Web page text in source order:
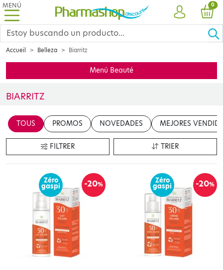
MENÚ
CUENTA
0
Accueil Belleza Biarritz
Menú Beauté
BIARRITZ
en cliquant sur le bouton "Modifier le contenu"
TOUS PROMOS NOVEDADES MEJORES
FILTRER TRIER
-20%
Zéro
gaspi -20%
Zéro
gaspi